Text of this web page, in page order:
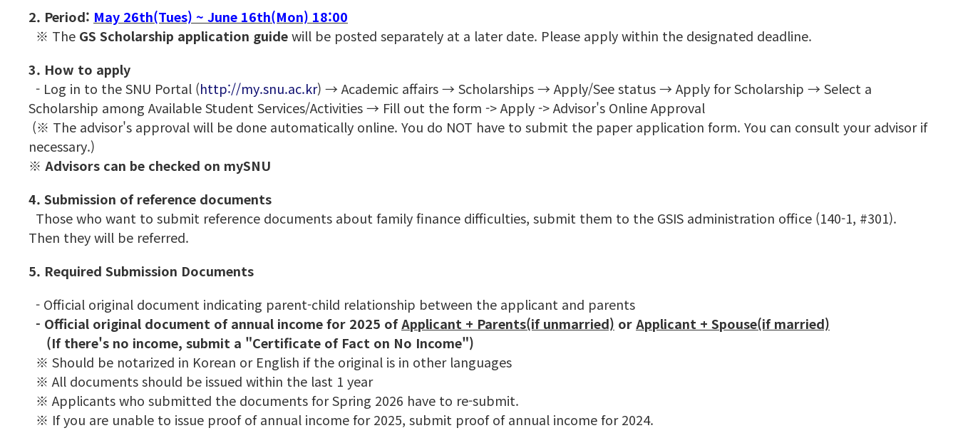
2. Period: May 26th(Tues) ~ June 16th(Mon) 18:00
※ The GS Scholarship application guidewill be posted separately at a later date. Please apply within the designated deadline.
3. How to apply
- Log in to the SNU Portal (http://my.snu.ac.kr) → Academic affairs → Scholarships → Apply/See status → Apply for Scholarship → Select a
Scholarship among Available Student Services/Activities → Fill out the form -> Apply -> Advisor's Online Approval
(※ The advisor's approval will be done automatically online. You do NOT have to submit the paper application form. You can consult your advisor if
necessary.)
※ Advisors can be checked on mySNU
4. Submission of reference documents
Those who want to submit reference documents about family finance difficulties, submit them to the GSIS administration office (140-1, #301).
Then they will be referred.
5. Required Submission Documents
- Official original document indicating parent-child relationship between the applicant and parents
- Official original document of annual income for 2025 ofApplicant + Parents(if unmarried) orApplicant + Spouse(if married)
(If there's no income, submit a "Certificate of Fact on No Income")
※ Should be notarized in Korean or English if the original is in other languages
※ All documents should be issued within the last 1 year
※ Applicants who submitted the documents for Spring 2026 have to re-submit.
※ If you are unable to issue proof of annual income for 2025, submit proof of annual income for 2024.